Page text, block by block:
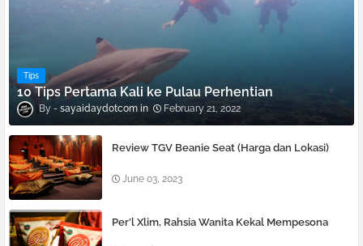
Tips
10 Tips Pertama Kali ke Pulau Perhentian
sayaidaydotcom February 21, 2022
Review TGV Beanie Seat (Harga dan Lokasi)
June 03, 2023
Per’l Xlim, Rahsia Wanita Kekal Mempesona